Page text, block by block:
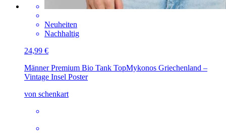
Neuheiten
Nachhaltig
24,99 €
Männer Premium Bio Tank TopMykonos Griechenland –
Vintage Insel Poster
von schenkart